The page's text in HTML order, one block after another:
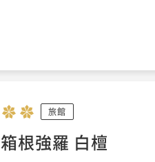
旅館
箱根強羅 白檀